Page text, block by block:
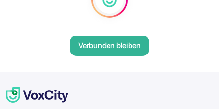
Verbunden bleiben